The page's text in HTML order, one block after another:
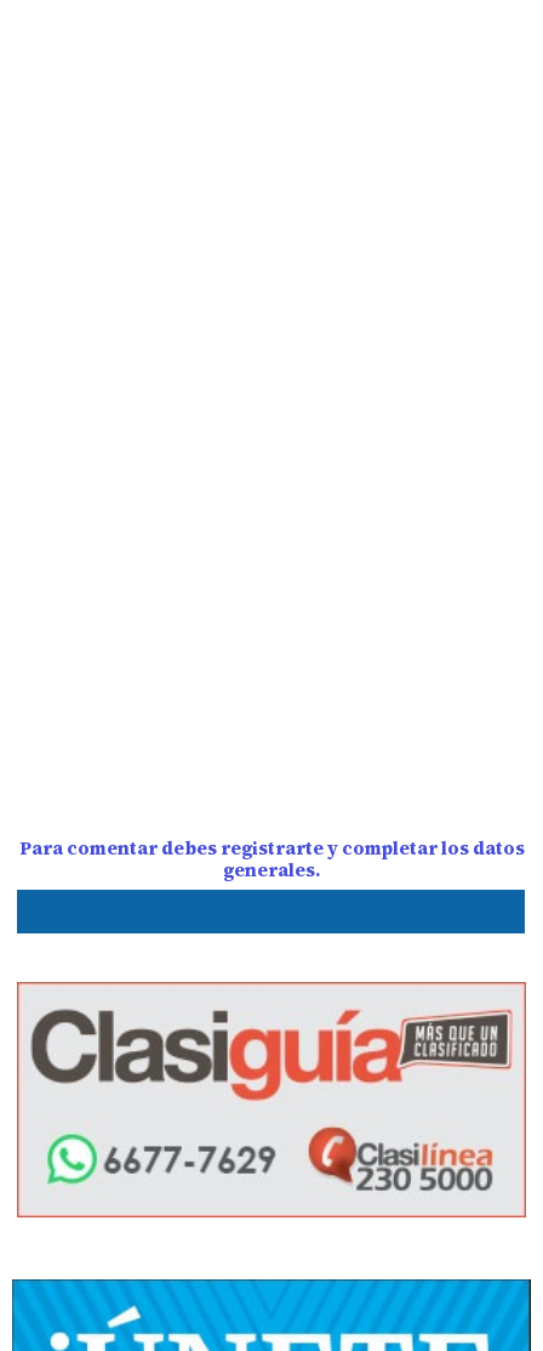
Para comentar debes registrarte y completar los datos
generales.